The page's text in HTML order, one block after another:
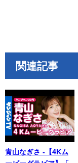
関連記事
青山なぎさ -【4Kム